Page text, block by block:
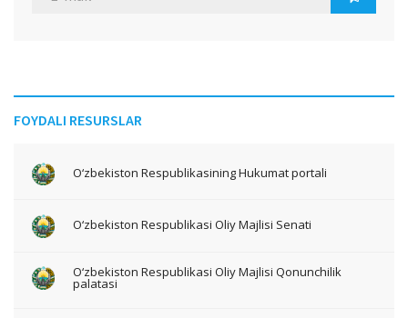
FOYDALI RESURSLAR
O‘zbekiston Respublikasining Hukumat portali
O‘zbekiston Respublikasi Oliy Majlisi Senati
O‘zbekiston Respublikasi Oliy Majlisi Qonunchilik
palatasi